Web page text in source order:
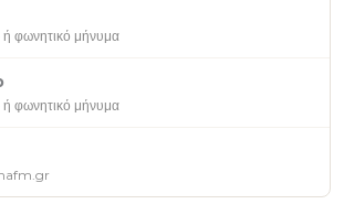
ή φωνητικό μήνυμα
ή φωνητικό μήνυμα